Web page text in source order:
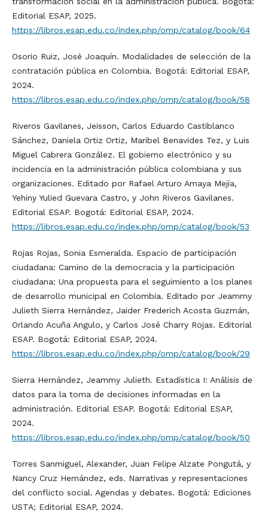
Editorial ESAP, 2025.
https://libros.esap.edu.co/index.php/omp/catalog/book/64
Osorio Ruiz, José Joaquín. Modalidades de selección de la
contratación pública en Colombia. Bogotá: Editorial ESAP,
2024.
https://libros.esap.edu.co/index.php/omp/catalog/book/58
Riveros Gavilanes, Jeisson, Carlos Eduardo Castiblanco
Sánchez, Daniela Ortiz Ortiz, Maribel Benavides Tez, y Luis
Miguel Cabrera González. El gobierno electrónico y su
incidencia en la administración pública colombiana y sus
organizaciones. Editado por Rafael Arturo Amaya Mejía,
Yehiny Yulied Guevara Castro, y John Riveros Gavilanes.
Editorial ESAP. Bogotá: Editorial ESAP, 2024.
https://libros.esap.edu.co/index.php/omp/catalog/book/53
Rojas Rojas, Sonia Esmeralda. Espacio de participación
ciudadana: Camino de la democracia y la participación
ciudadana: Una propuesta para el seguimiento a los planes
de desarrollo municipal en Colombia. Editado por Jeammy
Julieth Sierra Hernández, Jaider Frederich Acosta Guzmán,
Orlando Acuña Angulo, y Carlos José Charry Rojas. Editorial
ESAP. Bogotá: Editorial ESAP, 2024.
https://libros.esap.edu.co/index.php/omp/catalog/book/29
Sierra Hernández, Jeammy Julieth. Estadística I: Análisis de
datos para la toma de decisiones informadas en la
administración. Editorial ESAP. Bogotá: Editorial ESAP,
2024.
https://libros.esap.edu.co/index.php/omp/catalog/book/50
Torres Sanmiguel, Alexander, Juan Felipe Alzate Pongutá, y
Nancy Cruz Hernández, eds. Narrativas y representaciones
del conflicto social. Agendas y debates. Bogotá: Ediciones
USTA; Editorial ESAP, 2024.